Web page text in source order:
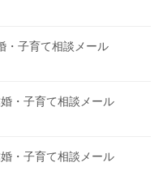
・子育て相談メール
・子育て相談メール
・子育て相談メール